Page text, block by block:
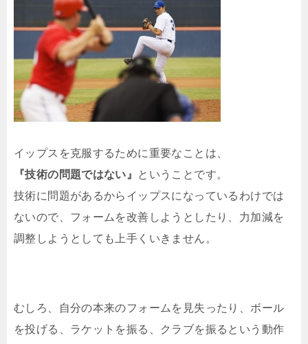
イップスを克服するために重要なことは、
『技術の問題ではない』
ということです。
技術に問題があるからイップスになっているわけでは
ないので、フォームを改善しようとしたり、力加減を
調整しようとしても上手くいきません。
むしろ、自分の本来のフォームを見失ったり、ボール
を投げる、ラケットを振る、クラブを振るという動作